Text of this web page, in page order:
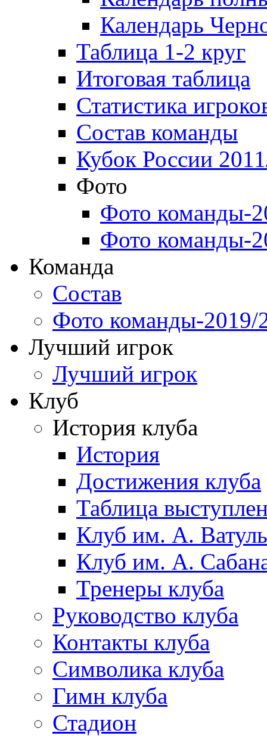
Календарь
Таблица 1-2 круг
Итоговая таблица
Статистика
Состав команды
Кубок России
Фото
Фото команды-
Фото команды-
Команда
Состав
Фото команды-2019/
Лучший игрок
Лучший игрок
Клуб
История клуба
История
Достижения клуба
Таблица
Клуб им. А.
Клуб им. А.
Тренеры клуба
Руководство клуба
Контакты клуба
Символика клуба
Гимн клуба
Стадион